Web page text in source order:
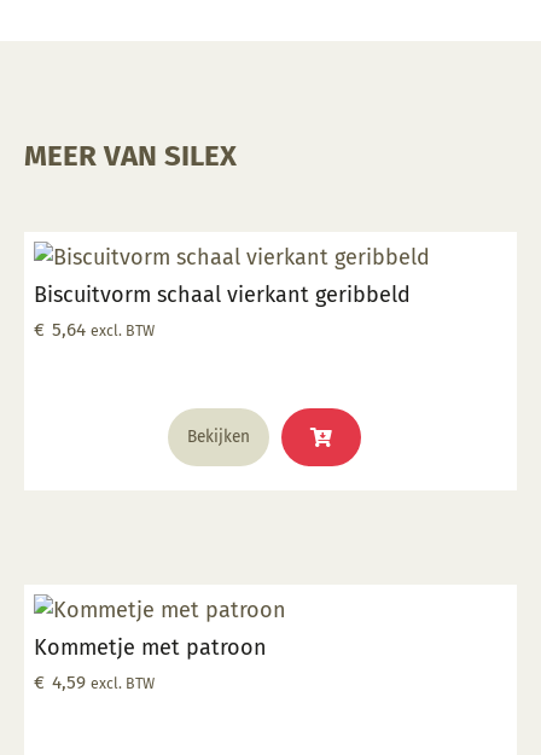
MEER VAN SILEX
Biscuitvorm schaal vierkant geribbeld
€ 5,64 excl. BTW
Bekijken
Kommetje met patroon
€ 4,59 excl. BTW